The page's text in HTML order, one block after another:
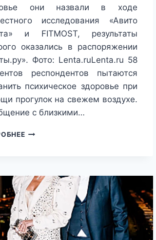
они назвали в ходе
исследования «Авито
и FITMOST, результаты
оказались в распоряжении
Фото: Lenta.ruLenta.ru 58
респондентов пытаются
психическое здоровье при
прогулок на свежем воздухе.
с близкими…
РОССИЯНЕ
НАПРЯЖЕНИЕ
ПРОГУЛКАМИ
НА
СВЕЖЕМ
ВОЗДУХЕ,
ОБЩЕНИЕМ